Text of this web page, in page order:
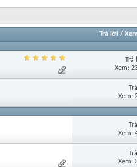
Trả lời/ Xem
Trả
Xem:
Xem:
Xem:
Xem: